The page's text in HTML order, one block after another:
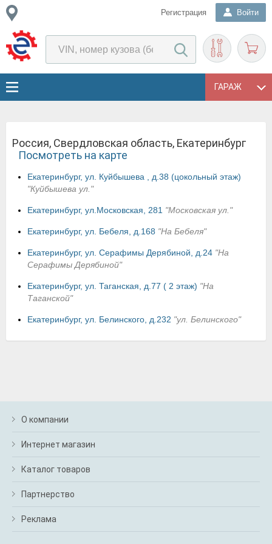
Регистрация Войти
ГАРАЖ
Россия, Свердловская область, Екатеринбург
Посмотреть на карте
Екатеринбург, ул. Куйбышева , д.38 (цокольный этаж)
"Куйбышева ул."
Екатеринбург, ул.Московская, 281 "Московская ул."
Екатеринбург, ул. Бебеля, д.168 "На Бебеля"
Екатеринбург, ул. Серафимы Дерябиной, д.24 "На
Серафимы Дерябиной"
Екатеринбург, ул. Таганская, д.77 ( 2 этаж) "На
Таганской"
Екатеринбург, ул. Белинского, д.232 "ул. Белинского"
О компании
Интернет магазин
Каталог товаров
Партнерство
Реклама